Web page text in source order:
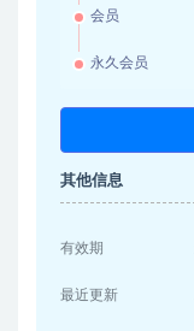
会员
永久会员
其他信息
有效期
最近更新